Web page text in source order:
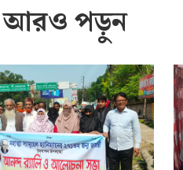
আরও পড়ুন